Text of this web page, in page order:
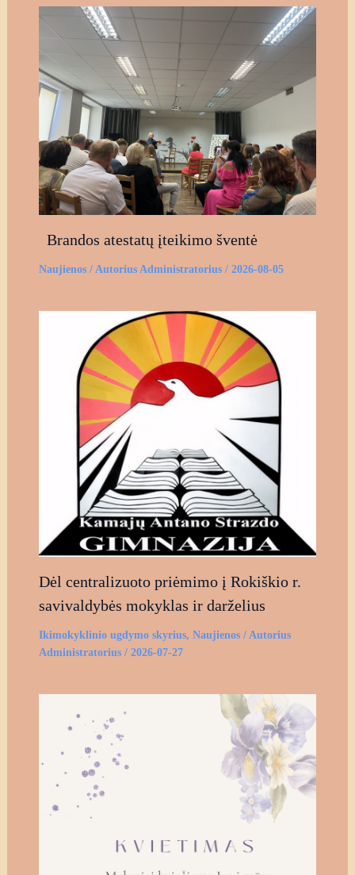
Brandos atestatų įteikimo šventė
Naujienos/ Autorius Administratorius / 2026-08-05
Dėl centralizuoto priėmimo į Rokiškio r.
savivaldybės mokyklas ir darželius
Ikimokyklinio ugdymo skyrius, Naujienos/ Autorius
Administratorius / 2026-07-27